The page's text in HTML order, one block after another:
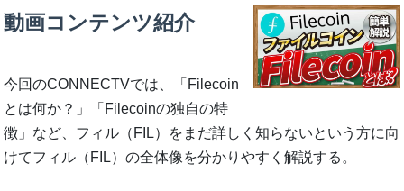
動画コンテンツ紹介
今回のCONNECTVでは、「Filecoin
とは何か？」「Filecoinの独自の特
徴」など、フィル（FIL）をまだ詳しく知らないという方に向
けてフィル（FIL）の全体像を分かりやすく解説する。